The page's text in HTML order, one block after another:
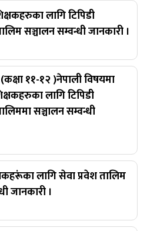
लागि टिपिडी
सञ्चालन सम्वन्धी जानकारी ।
११-१२ )नेपाली विषयमा
लागि टिपिडी
सञ्चालन सम्वन्धी
लागि सेवा प्रवेश तालिम
जानकारी ।